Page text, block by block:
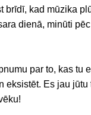
brīdī, kad mūzika
dienā, minūti
par to, kas tu
eksistēt. Es jau